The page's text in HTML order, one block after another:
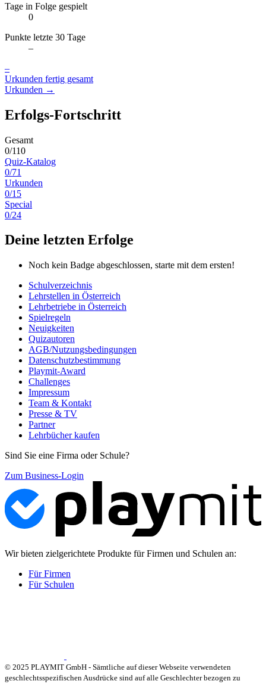
Tage in Folge gespielt
0
Punkte letzte 30 Tage
–
–
Urkunden fertig gesamt
Urkunden →
Erfolgs-Fortschritt
Gesamt
0/110
Quiz-Katalog
0/71
Urkunden
0/15
Special
0/24
Deine letzten Erfolge
Noch kein Badge abgeschlossen, starte mit dem ersten!
Schulverzeichnis
Lehrstellen in Österreich
Lehrbetriebe in Österreich
Spielregeln
Neuigkeiten
Quizautoren
AGB/Nutzungsbedingungen
Datenschutzbestimmung
Playmit-Award
Challenges
Impressum
Team & Kontakt
Presse & TV
Partner
Lehrbücher kaufen
Sind Sie eine Firma oder Schule?
Zum Business-Login
Wir bieten zielgerichtete Produkte für Firmen und Schulen an:
Für Firmen
Für Schulen
© 2025 PLAYMIT GmbH - Sämtliche auf dieser Webseite verwendeten
geschlechtsspezifischen Ausdrücke sind auf alle Geschlechter bezogen zu